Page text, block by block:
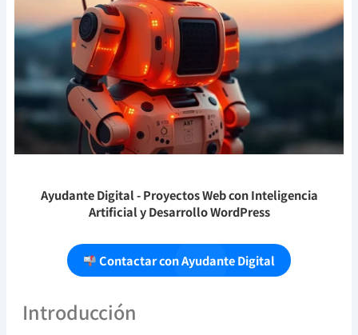
Ayudante Digital- Proyectos Web con Inteligencia
Artificial y Desarrollo WordPress
Contactar con Ayudante Digital
Introducción